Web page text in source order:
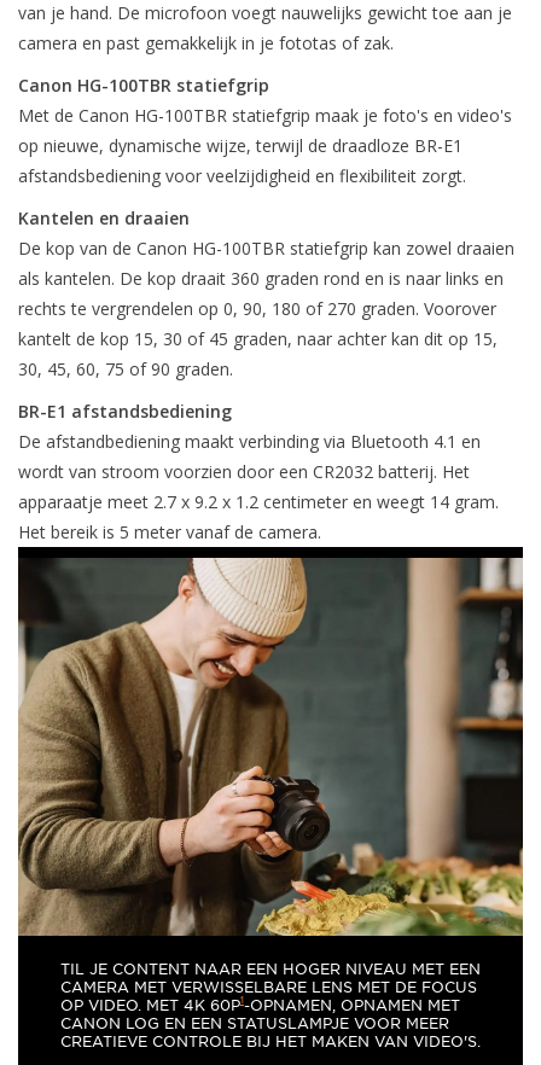
van je hand. De microfoon voegt nauwelijks gewicht toe aan je
camera en past gemakkelijk in je fototas of zak.
Canon HG-100TBR statiefgrip
Met de Canon HG-100TBR statiefgrip maak je foto's en video's
op nieuwe, dynamische wijze, terwijl de draadloze BR-E1
afstandsbediening voor veelzijdigheid en flexibiliteit zorgt.
Kantelen en draaien
De kop van de Canon HG-100TBR statiefgrip kan zowel draaien
als kantelen. De kop draait 360 graden rond en is naar links en
rechts te vergrendelen op 0, 90, 180 of 270 graden. Voorover
kantelt de kop 15, 30 of 45 graden, naar achter kan dit op 15,
30, 45, 60, 75 of 90 graden.
BR-E1 afstandsbediening
De afstandbediening maakt verbinding via Bluetooth 4.1 en
wordt van stroom voorzien door een CR2032 batterij. Het
apparaatje meet 2.7 x 9.2 x 1.2 centimeter en weegt 14 gram.
Het bereik is 5 meter vanaf de camera.
TIL JE CONTENT NAAR EEN HOGER NIVEAU MET EEN
CAMERA MET VERWISSELBARE LENS MET DE FOCUS
OP VIDEO. MET 4K 60P1-OPNAMEN, OPNAMEN MET
CANON LOG EN EEN STATUSLAMPJE VOOR MEER
CREATIEVE CONTROLE BIJ HET MAKEN VAN VIDEO'S.